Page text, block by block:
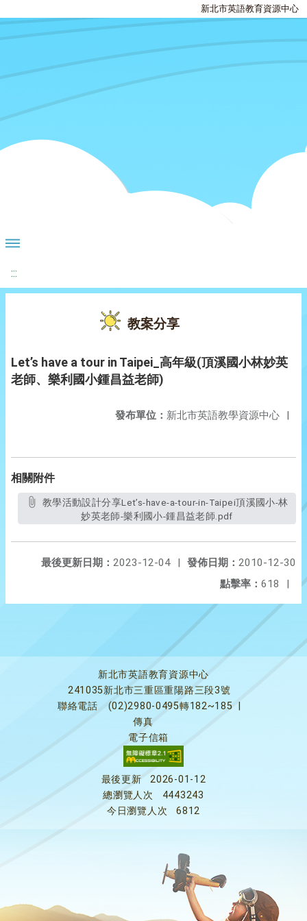
新北市英語教育資源中心
:::
教案分享
Let’s have a tour in Taipei_高年級(頂溪國小林妙英
老師、樂利國小鍾昌益老師)
發布單位： 新北市英語教學資源中心 |
相關附件
妙英老師-樂利國小-鍾昌益老師.pdf
發佈日期： 2010-12-30
最後更新日期： 2023-12-04
|
點擊率： 618 |
新北市英語教育資源中心
241035新北市三重區重陽路三段3號
聯絡電話
(02)2980-0495轉182~185
傳真
電子信箱
最後更新
2026-01-12
總瀏覽人次
4443243
今日瀏覽人次
6812